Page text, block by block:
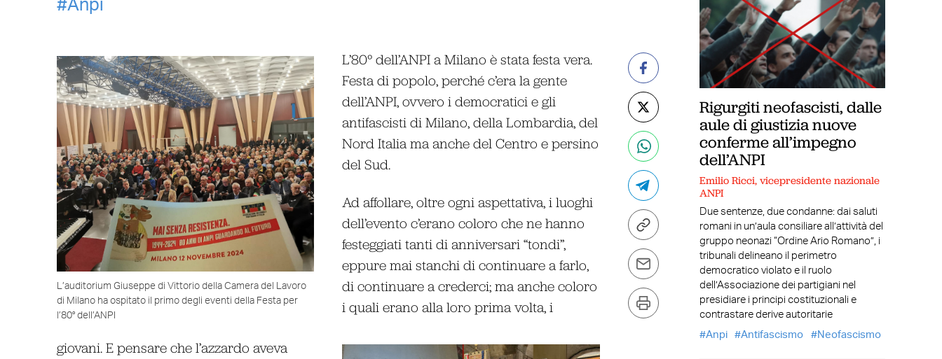
Anpi
L’auditorium Giuseppe di Vittorio della Camera del Lavoro
di Milano ha ospitato il primo degli eventi della Festa per
l’80° dell’ANPI
L’80° dell’ANPI a Milano è stata festa vera.
Festa di popolo, perché c’era la gente
dell’ANPI, ovvero i democratici e gli
antifascisti di Milano, della Lombardia, del
Nord Italia ma anche del Centro e persino
del Sud.
Ad affollare, oltre ogni aspettativa, i luoghi
dell’evento c’erano coloro che ne hanno
festeggiati tanti di anniversari “tondi”,
eppure mai stanchi di continuare a farlo,
di continuare a crederci; ma anche coloro
i quali erano alla loro prima volta, i
giovani. E pensare che l’azzardo aveva
Rigurgiti neofascisti, dalle
aule di giustizia nuove
conferme all’impegno
dell’ANPI
Emilio Ricci, vicepresidente nazionale
ANPI
Due sentenze, due condanne: dai saluti
romani in un’aula consiliare all’attività del
gruppo neonazi “Ordine Ario Romano”, i
tribunali delineano il perimetro
democratico violato e il ruolo
dell’Associazione dei partigiani nel
presidiare i principi costituzionali e
contrastare derive autoritarie
Anpi
Antifascismo Neofascismo